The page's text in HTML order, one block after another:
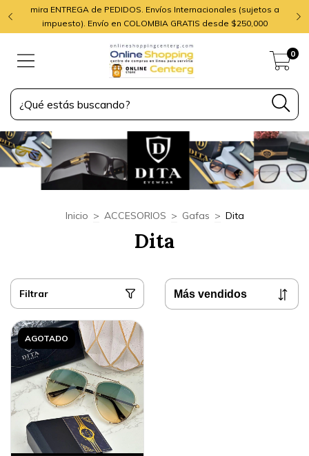
mira ENTREGA de PEDIDOS. Envíos Internacionales (sujetos a
impuesto). Envío en COLOMBIA GRATIS desde $250,000
0
Inicio > ACCESORIOS > Gafas > Dita
Dita
Filtrar
AGOTADO